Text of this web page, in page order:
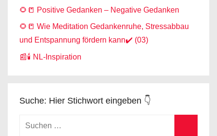
🌻📒 Positive Gedanken – Negative Gedanken
🌻📒 Wie Meditation Gedankenruhe, Stressabbau
und Entspannung fördern kann✔️ (03)
📰🕯️ NL-Inspiration
Suche: Hier Stichwort eingeben 👇
Suchen